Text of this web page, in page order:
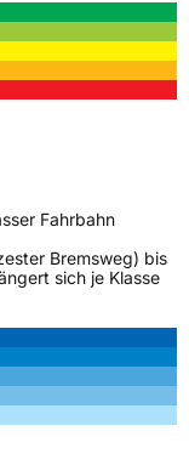
Fahrbahn
Bremsweg) bis
sich je Klasse